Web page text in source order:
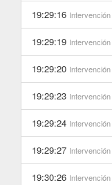
19:29:16 Intervención
19:29:19 Intervención
19:29:20 Intervención
19:29:23 Intervención
19:29:24 Intervención
19:29:27 Intervención
19:30:26 Intervención